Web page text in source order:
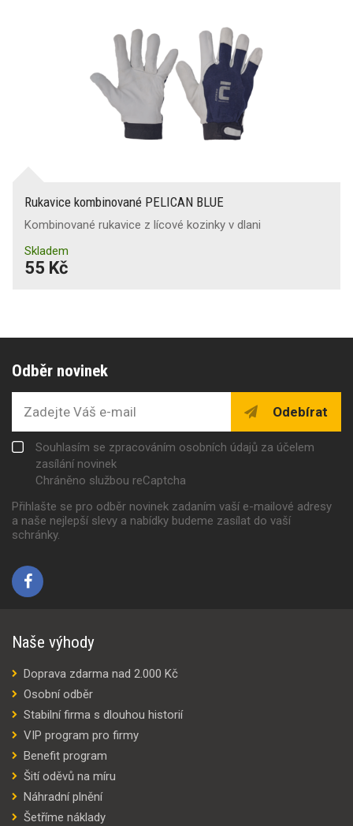
Rukavice kombinované PELICAN BLUE
Kombinované rukavice z lícové kozinky v dlani
Skladem
55 Kč
Odběr novinek
Odebírat
Souhlasím se zpracováním osobních údajů za účelem
zasílání novinek
Chráněno službou reCaptcha
Přihlašte se pro odběr novinek zadaním vaší e-mailové adresy
a naše nejlepší slevy a nabídky budeme zasílat do vaší
schránky.
Naše výhody
Doprava zdarma nad 2.000 Kč
Osobní odběr
Stabilní firma s dlouhou historií
VIP program pro firmy
Benefit program
Šití oděvů na míru
Náhradní plnění
Šetříme náklady